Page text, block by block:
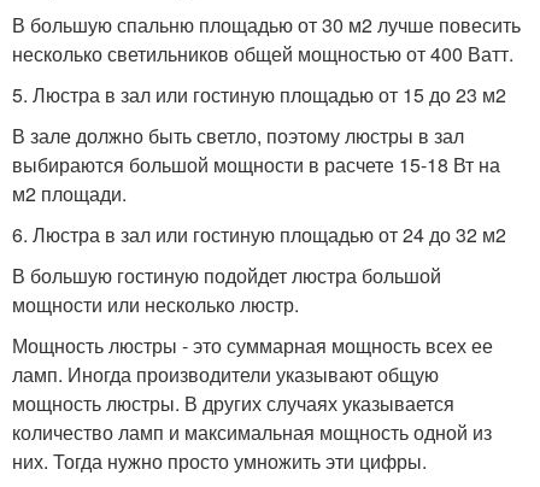
В большую спальню площадью от 30 м2 лучше повесить
несколько светильников общей мощностью от 400 Ватт.
5. Люстра в зал или гостиную площадью от 15 до 23 м2
В зале должно быть светло, поэтому люстры в зал
выбираются большой мощности в расчете 15-18 Вт на
м2 площади.
6. Люстра в зал или гостиную площадью от 24 до 32 м2
В большую гостиную подойдет люстра большой
мощности или несколько люстр.
Мощность люстры - это суммарная мощность всех ее
ламп. Иногда производители указывают общую
мощность люстры. В других случаях указывается
количество ламп и максимальная мощность одной из
них. Тогда нужно просто умножить эти цифры.